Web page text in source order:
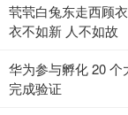
茕茕白兔东走西顾
衣不如新 人不如故
华为参与孵化 20
完成验证